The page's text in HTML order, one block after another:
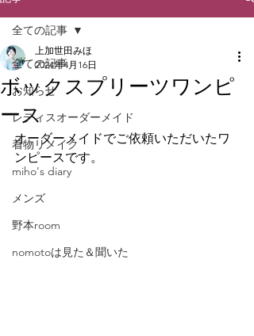
全ての記事
お知らせ
レディスオーダーメイド
着物リメイク
miho's diary
メンズ
野本room
nomotoは見た＆聞いた
全ての記事
ボックスプリーツワンピ
ース
上加世田みほ
2024年4月16日
オーダーメイドでご依頼いただいたワ
ンピースです。